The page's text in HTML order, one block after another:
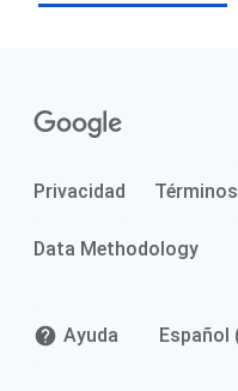
Privacidad Términos
Data Methodology
Ayuda